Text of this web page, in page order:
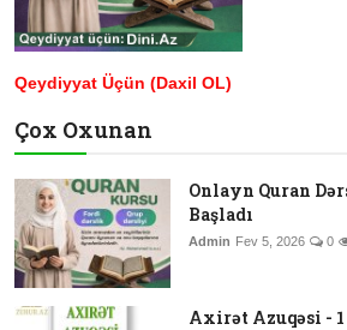
Qeydiyyat Üçün (Daxil OL)
Çox Oxunan
Onlayn Quran
Başladı
Admin Fev 5, 2026 0
Axirət Azuqəsi -